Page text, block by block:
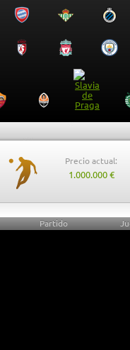
Precio actual:
1.000.000 €
Partido